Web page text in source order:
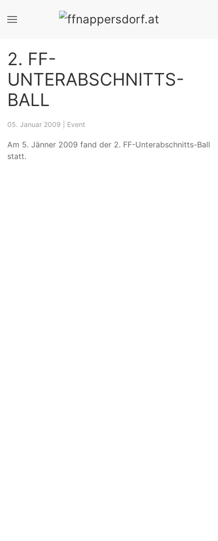
2. FF-
UNTERABSCHNITTS-
BALL
05. Januar 2009 Event
Am 5. Jänner 2009 fand der 2. FF-Unterabschnitts-Ball
statt.